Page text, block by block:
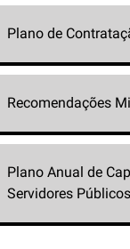
Plano de
Recomendações
Plano Anual de
Servidores Públicos